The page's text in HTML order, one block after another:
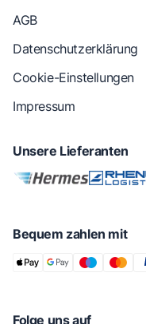
AGB
Datenschutzerklärung
Cookie-Einstellungen
Impressum
Unsere Lieferanten
Bequem zahlen mit
Folge uns auf